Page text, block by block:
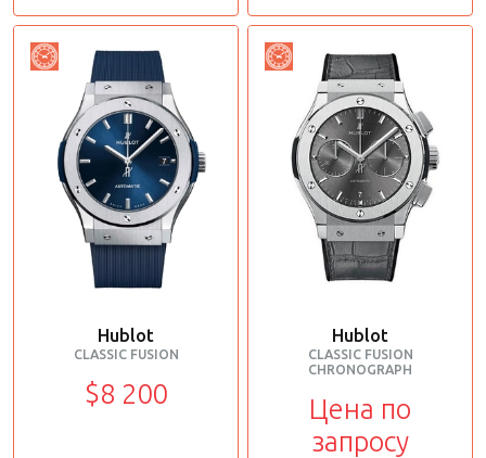
Hublot
CLASSIC FUSION
$8 200
Hublot
CLASSIC FUSION
CHRONOGRAPH
Цена по
запросу